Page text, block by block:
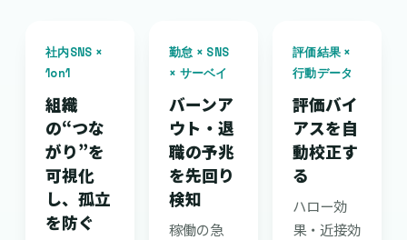
社内SNS ×
1on1
組織
の“つな
がり”を
可視化
し、孤立
を防ぐ
勤怠 × SNS
× サーベイ
バーンア
ウト・退
職の予兆
を先回り
検知
稼働の急
評価結果 ×
行動データ
評価バイ
アスを自
動校正す
る
ハロー効
果・近接効